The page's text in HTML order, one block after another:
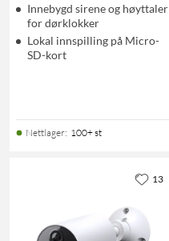
Innebygd sirene og høyttaler
for dørklokker
Lokal innspilling på Micro-
SD-kort
Nettlager: 100+ st
13